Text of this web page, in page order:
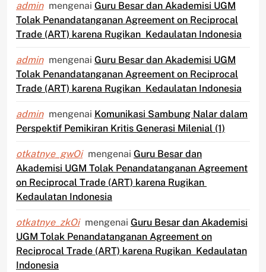
admin mengenai Guru Besar dan Akademisi UGM
Tolak Penandatanganan Agreement on Reciprocal
Trade (ART) karena Rugikan Kedaulatan Indonesia
admin mengenai Guru Besar dan Akademisi UGM
Tolak Penandatanganan Agreement on Reciprocal
Trade (ART) karena Rugikan Kedaulatan Indonesia
admin mengenai Komunikasi Sambung Nalar dalam
Perspektif Pemikiran Kritis Generasi Milenial (1)
otkatnye_gwOi mengenai Guru Besar dan
Akademisi UGM Tolak Penandatanganan Agreement
on Reciprocal Trade (ART) karena Rugikan
Kedaulatan Indonesia
otkatnye_zkOi mengenai Guru Besar dan Akademisi
UGM Tolak Penandatanganan Agreement on
Reciprocal Trade (ART) karena Rugikan Kedaulatan
Indonesia